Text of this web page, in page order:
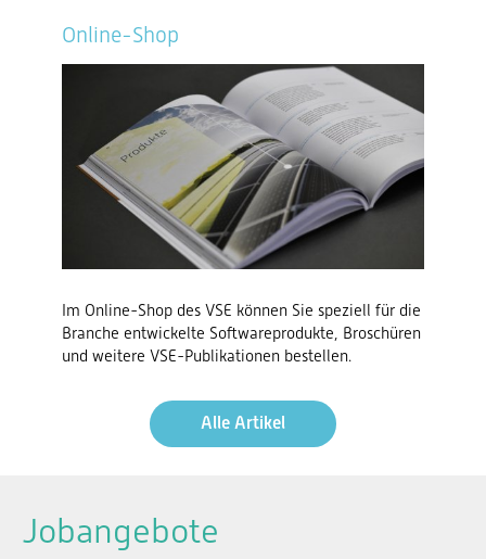
Online-Shop
Im Online-Shop des VSE können Sie speziell für die
Branche entwickelte Softwareprodukte, Broschüren
und weitere VSE-Publikationen bestellen.
Alle Artikel
Jobangebote